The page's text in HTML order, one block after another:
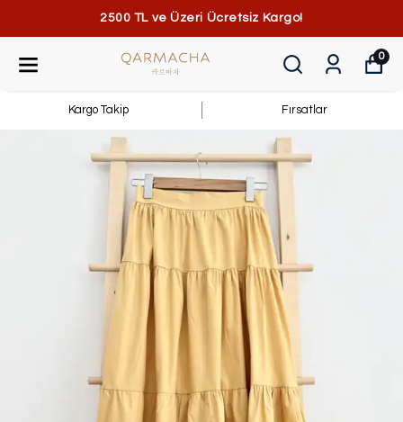
2500 TL ve Üzeri Ücretsiz Kargo!
0
Kargo Takip Fırsatlar